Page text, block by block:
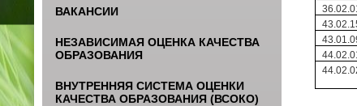
ВАКАНСИИ
НЕЗАВИСИМАЯ ОЦЕНКА КАЧЕСТВА
ОБРАЗОВАНИЯ
ВНУТРЕННЯЯ СИСТЕМА ОЦЕНКИ
КАЧЕСТВА ОБРАЗОВАНИЯ (ВСОКО)